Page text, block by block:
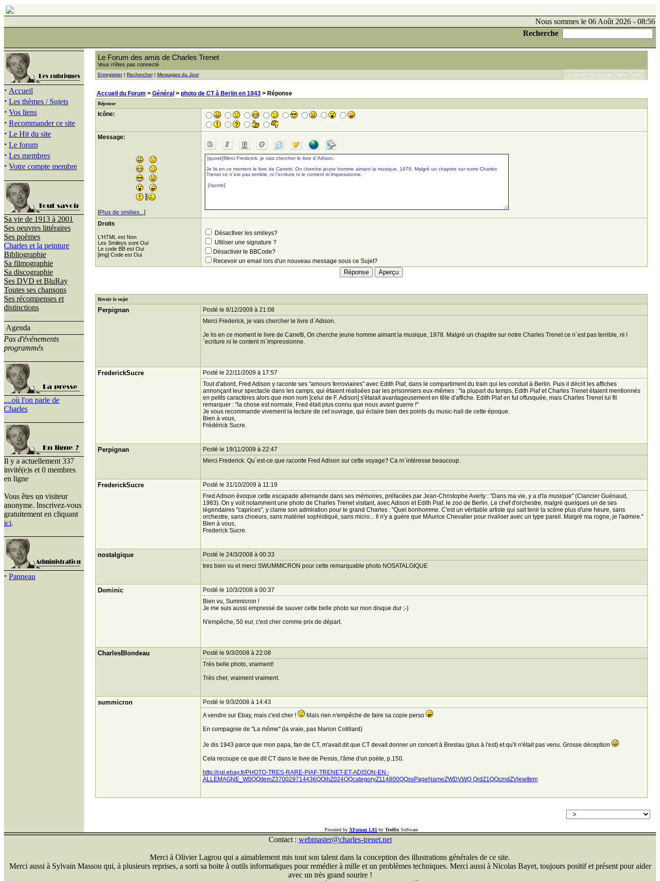
Nous sommes le 06 Août 2026 - 08:56
Recherche
· Accueil
· Les thèmes / Sujets
· Vos liens
· Recommander ce site
· Le Hit du site
· Le forum
· Les membres
· Votre compte membre
Sa vie de 1913 à 2001
Ses oeuvres littéraires
Ses poèmes
Charles et la peinture
Bibliographie
Sa filmographie
Sa discographie
Ses DVD et BluRay
Toutes ses chansons
Ses récompenses et
distinctions
Agenda
Pas d'événements
programmés
....où l'on parle de
Charles
Il y a actuellement 337
invité(e)s et 0 membres
en ligne
Vous êtes un visiteur
anonyme. Inscrivez-vous
gratuitement en cliquant
ici.
· Panneau
Le Forum des amis de Charles Trenet
Vous n'êtes pas connecté
Enregistrer| Rechercher| Messages du Jour Le portail des amis de Charles Trenet
Accueil du Forum > Général > photo de CT à Berlin en 1943> Réponse
Réponse
Icône:
Message:
[Plus de smilies...]
Droits
L'HTML est Non
Les Smileys sont Oui
Le code BB est Oui
[img] Code est Oui
Désactiver les smileys?
Utiliser une signature ?
Désactiver le BBCode?
Recevoir un email lors d'un nouveau message sous ce Sujet?
Revoir le sujet
Perpignan
Posté le 8/12/2009 à 21:08
Merci Frederick, je vais chercher le livre d´Adison.
Je lis en ce moment le livre de Canetti, On cherche jeune homme aimant la musique, 1978. Malgré un chapitre sur notre Charles Trenet ce n´est pas terrible, ni l
´ecriture ni le content m´impressionne.
FrederickSucre
Posté le 22/11/2009 à 17:57
Tout d'abord, Fred Adison y raconte ses "amours ferroviaires" avec Edith Piaf, dans le compartiment du train qui les conduit à Berlin. Puis il décrit les affiches
annonçant leur spectacle dans les camps, qui étaient réalisées par les prisonniers eux-mêmes : "la plupart du temps, Edith Piaf et Charles Trenet étaient mentionnés
en petits caractères alors que mon nom [celui de F. Adison] s'étalait avantageusement en tête d'affiche. Edith Piaf en fut offusquée, mais Charles Trenet lui fit
remarquer : "la chose est normale, Fred était plus connu que nous avant guerre !"
Je vous recommande vivement la lecture de cet ouvrage, qui éclaire bien des points du music-hall de cette époque.
Bien à vous,
Frédérick Sucre.
Perpignan
Posté le 19/11/2009 à 22:47
Merci Frederick. Qu´est-ce que raconte Fred Adison sur cette voyage? Ca m`intéresse beaucoup.
FrederickSucre
Posté le 31/10/2009 à 11:19
Fred Adison évoque cette escapade allemande dans ses mémoires, préfacées par Jean-Christophe Averty : "Dans ma vie, y a d'la musique" (Clancier Guénaud,
1983). On y voit notamment une photo de Charles Trenet visitant, avec Adison et Edith Piaf, le zoo de Berlin. Le chef d'orchestre, malgré quelques un de ses
légendaires "caprices", y clame son admiration pour le grand Charles : "Quel bonhomme. C'est un véritable artiste qui sait tenir la scène plus d'une heure, sans
orchestre, sans choeurs, sans matériel sophistiqué, sans micro... Il n'y a guère que MAurice Chevalier pour rivaliser avec un type pareil. Malgré ma rogne, je l'admire."
Bien à vous,
Frederick Sucre.
nostalgique
Posté le 24/3/2008 à 00:33
tres bien vu et merci SWUMMICRON pour cette remarquable photo NOSATALGIQUE
Dominic
Posté le 10/3/2008 à 00:37
Bien vu, Summicron !
Je me suis aussi empressé de sauver cette belle photo sur mon disque dur ;-)
N'empêche, 50 eur, c'est cher comme prix de départ.
CharlesBlondeau
Posté le 9/3/2008 à 22:08
Très belle photo, vraiment!
Très cher, vraiment vraiment.
summicron
Posté le 9/3/2008 à 14:43
A vendre sur Ebay, mais c'est cher !
Mais rien n'empêche de faire sa copie perso
En compagnie de "La môme" (la vraie, pas Marion Cotillard)
Je dis 1943 parce que mon papa, fan de CT, m'avait dit que CT devait donner un concert à Breslau (plus à l'est) et qu'il n'était pas venu. Grosse déception
Cela recoupe ce que dit CT dans le livre de Pessis, l'âme d'un poète, p.150.
http://cgi.ebay.fr/PHOTO-TRES-RARE-PIAF-TRENET-ET-ADISON-EN -
ALLEMAGNE_W0QQitemZ370029714436QQihZ024QQcategoryZ114800QQssPageNameZWDVWQ QrdZ1QQcmdZViewItem
Powered by XForum 1.81 by Trollix Software
Contact : webmaster@charles-trenet.net
Merci à Olivier Lagrou qui a aimablement mis tout son talent dans la conception des illustrations générales de ce site.
Merci aussi à Sylvain Massou qui, à plusieurs reprises, a sorti sa boite à outils informatiques pour remédier à mille et un problèmes techniques. Merci aussi à Nicolas Bayet, toujours positif et présent pour aider
avec un très grand sourire !